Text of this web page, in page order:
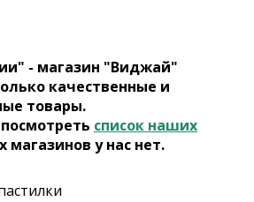
- магазин "Виджай"
качественные и
товары.
список наших
магазинов у нас нет.